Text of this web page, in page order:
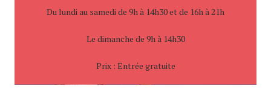
Du lundi au samedi de 9h à 14h30 et de 16h à 21h
Le dimanche de 9h à 14h30
Prix : Entrée gratuite